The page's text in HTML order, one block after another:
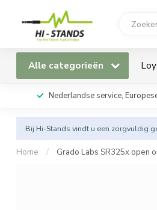
Alle categorieën
Nederlandse service,
Bij Hi-Stands vindt u een zorgvuldig
Home / Grado Labs SR325x open